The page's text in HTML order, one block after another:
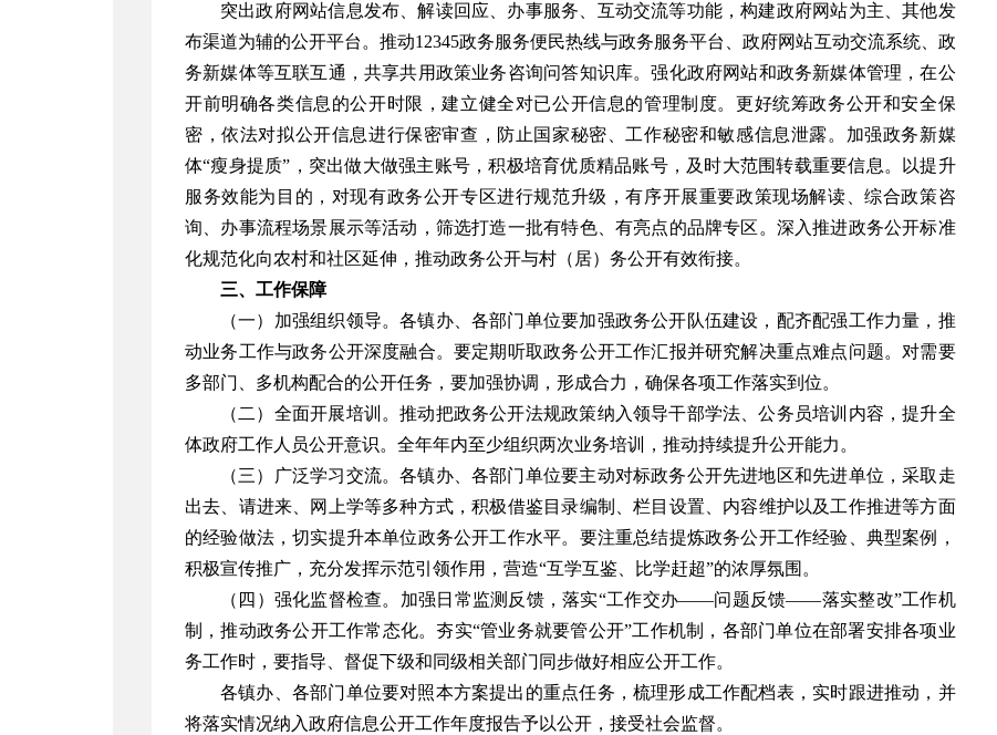
突出政府网站信息发布、解读回应、办事服务、互动交流等功能，构建政府网站为主、其他发
布渠道为辅的公开平台。推动12345政务服务便民热线与政务服务平台、政府网站互动交流系统、政
务新媒体等互联互通，共享共用政策业务咨询问答知识库。强化政府网站和政务新媒体管理，在公
开前明确各类信息的公开时限，建立健全对已公开信息的管理制度。更好统筹政务公开和安全保
密，依法对拟公开信息进行保密审查，防止国家秘密、工作秘密和敏感信息泄露。加强政务新媒
体“瘦身提质” ，突出做大做强主账号，积极培育优质精品账号，及时大范围转载重要信息。以提升
服务效能为目的，对现有政务公开专区进行规范升级，有序开展重要政策现场解读、综合政策咨
询、办事流程场景展示等活动，筛选打造一批有特色、有亮点的品牌专区。深入推进政务公开标准
化规范化向农村和社区延伸，推动政务公开与村（居）务公开有效衔接。
三、工作保障
（一）加强组织领导。各镇办、各部门单位要加强政务公开队伍建设，配齐配强工作力量，推
动业务工作与政务公开深度融合。要定期听取政务公开工作汇报并研究解决重点难点问题。对需要
多部门、多机构配合的公开任务，要加强协调，形成合力，确保各项工作落实到位。
（二）全面开展培训。推动把政务公开法规政策纳入领导干部学法、公务员培训内容，提升全
体政府工作人员公开意识。全年年内至少组织两次业务培训，推动持续提升公开能力。
（三）广泛学习交流。各镇办、各部门单位要主动对标政务公开先进地区和先进单位，采取走
出去、请进来、网上学等多种方式，积极借鉴目录编制、栏目设置、内容维护以及工作推进等方面
的经验做法，切实提升本单位政务公开工作水平。要注重总结提炼政务公开工作经验、典型案例，
积极宣传推广，充分发挥示范引领作用，营造“互学互鉴、比学赶超”的浓厚氛围。
（四）强化监督检查。加强日常监测反馈，落实“工作交办——问题反馈——落实整改”工作机
制，推动政务公开工作常态化。夯实“管业务就要管公开”工作机制，各部门单位在部署安排各项业
务工作时，要指导、督促下级和同级相关部门同步做好相应公开工作。
各镇办、各部门单位要对照本方案提出的重点任务，梳理形成工作配档表，实时跟进推动，并
将落实情况纳入政府信息公开工作年度报告予以公开，接受社会监督。